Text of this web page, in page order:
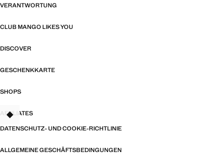
VERANTWORTUNG
CLUB MANGO LIKES YOU
DISCOVER
GESCHENKKARTE
SHOPS
AFFILIATES
DATENSCHUTZ- UND COOKIE-RICHTLINIE
ALLGEMEINE GESCHÄFTSBEDINGUNGEN